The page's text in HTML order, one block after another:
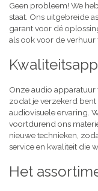
Geen probleem! We
staat. Ons uitgebreide
garant voor dé
als ook voor de verhuur
Onze audio apparatuur
zodat je verzekerd
audiovisuele ervaring.
voortdurend ons
nieuwe technieken,
service en kwaliteit die
Het